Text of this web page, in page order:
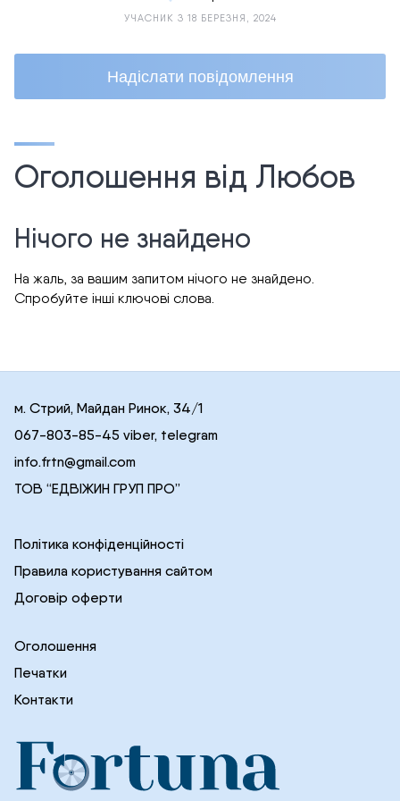
УЧАСНИК З 18 БЕРЕЗНЯ, 2024
Надіслати повідомлення
Оголошення від Любов
Нічого не знайдено
На жаль, за вашим запитом нічого не знайдено.
Спробуйте інші ключові слова.
м. Стрий, Майдан Ринок, 34/1
067-803-85-45 viber, telegram
info.frtn@gmail.com
ТОВ “ЕДВІЖИН ГРУП ПРО”
Політика конфіденційності
Правила користування сайтом
Договір оферти
Оголошення
Печатки
Контакти